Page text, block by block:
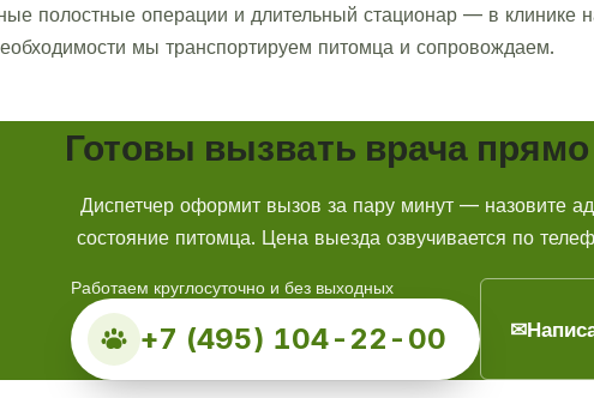
полостные операции и длительный стационар — в клинике
мы транспортируем питомца и сопровождаем.
Готовы вызвать врача
Диспетчер оформит вызов за пару минут — назовите
состояние питомца. Цена выезда озвучивается по
Работаем круглосуточно и без выходных
+7 (495) 104-22-00 ✉